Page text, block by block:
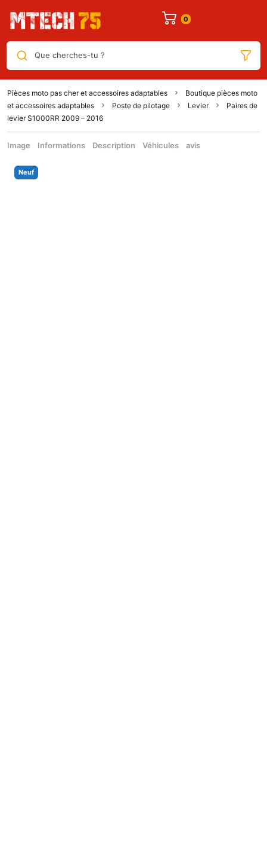
Que cherches-tu ?
Pièces moto pas cher et accessoires adaptables
Boutique pièces moto
et accessoires adaptables
Poste de pilotage Levier
Paires de
levier S1000RR 2009 – 2016
Image Informations Description Véhicules avis
Neuf